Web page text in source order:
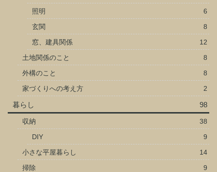
照明
6
玄関
8
窓、建具関係
12
土地関係のこと
8
外構のこと
8
家づくりへの考え方
2
暮らし 98
収納
38
DIY
9
小さな平屋暮らし
14
掃除
9